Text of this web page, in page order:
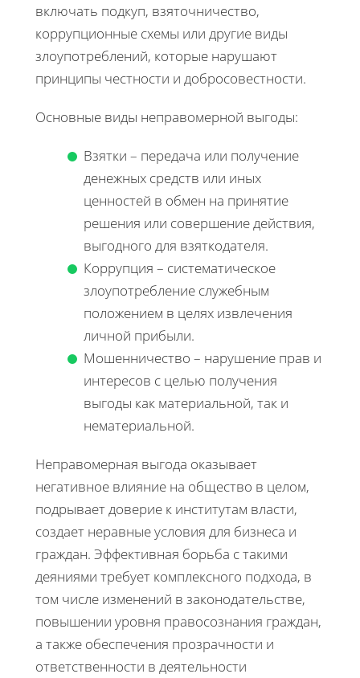
включать подкуп, взяточничество,
коррупционные схемы или другие виды
злоупотреблений, которые нарушают
принципы честности и добросовестности.
Основные виды неправомерной выгоды:
Взятки – передача или получение
денежных средств или иных
ценностей в обмен на принятие
решения или совершение действия,
выгодного для взяткодателя.
Коррупция – систематическое
злоупотребление служебным
положением в целях извлечения
личной прибыли.
Мошенничество – нарушение прав и
интересов с целью получения
выгоды как материальной, так и
нематериальной.
Неправомерная выгода оказывает
негативное влияние на общество в целом,
подрывает доверие к институтам власти,
создает неравные условия для бизнеса и
граждан. Эффективная борьба с такими
деяниями требует комплексного подхода, в
том числе изменений в законодательстве,
повышении уровня правосознания граждан,
а также обеспечения прозрачности и
ответственности в деятельности